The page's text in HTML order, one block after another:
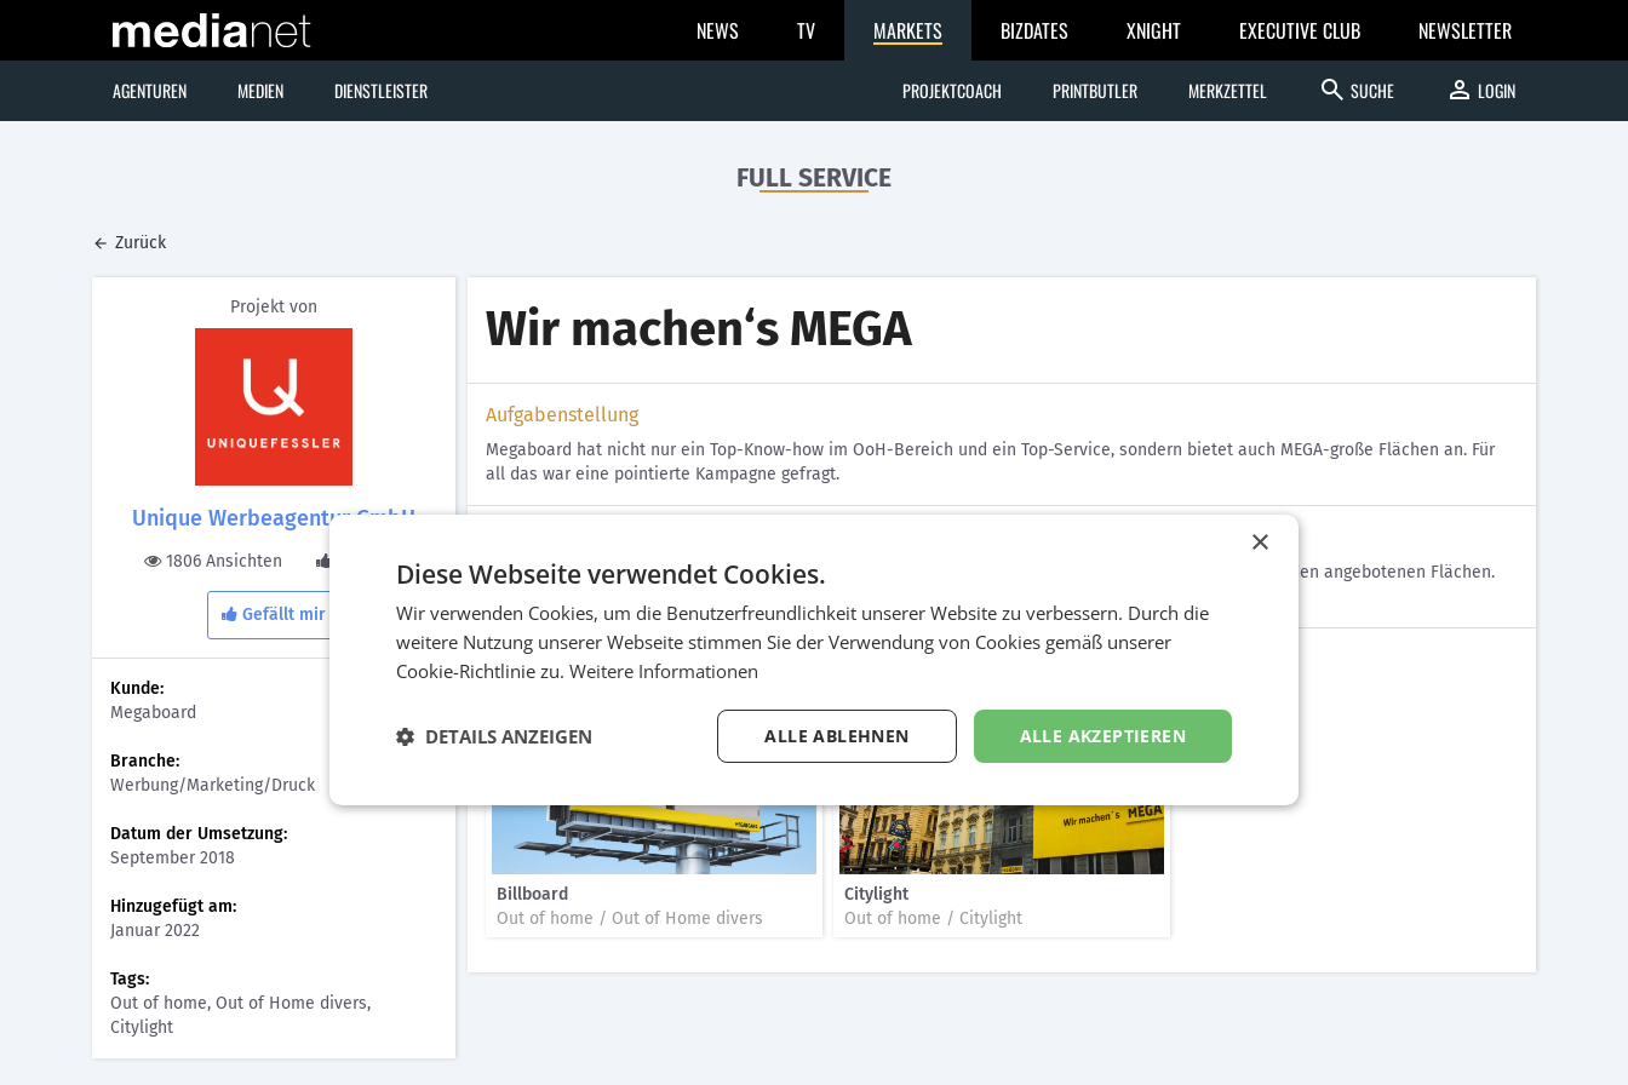
NEWS TV MARKETS BIZDATES XNIGHT EXECUTIVE CLUB NEWSLETTER
AGENTUREN MEDIEN DIENSTLEISTER PROJEKTCOACH PRINTBUTLER MERKZETTEL search SUCHE person LOGIN
FULL SERVICE
Zurück
Projekt von
Unique Werbeagentur GmbH
1806 Ansichten 0 Gefällt
Gefällt mir
Kunde:
Megaboard
Branche:
Werbung/Marketing/Druck
Datum der Umsetzung:
September 2018
Hinzugefügt am:
Januar 2022
Tags:
Out of home, Out of Home divers,
Citylight
Wir machen‘s MEGA
Aufgabenstellung
Megaboard hat nicht nur ein Top-Know-how im OoH-Bereich und ein Top-Service, sondern bietet auch MEGA-große Flächen an. Für
all das war eine pointierte Kampagne gefragt.
Der Name ist Programm: Bei megaboard ist einfach alles MEGA: Vom Know-how über das Service bis zu den angebotenen Flächen.
Bilder
Billboard
Out of home / Out of Home divers
Citylight
Out of home / Citylight
×
Diese Webseite verwendet Cookies.
Wir verwenden Cookies, um die Benutzerfreundlichkeit unserer Website zu verbessern. Durch die
weitere Nutzung unserer Webseite stimmen Sie der Verwendung von Cookies gemäß unserer
Cookie-Richtlinie zu. Weitere Informationen
ALLE AKZEPTIEREN
ALLE ABLEHNEN
DETAILS ANZEIGEN